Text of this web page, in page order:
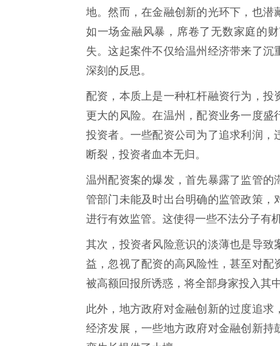
地。然而，在金融创新的光环下，也
如一场金融风暴，席卷了无数家庭的
失。这起案件不仅给温州经济带来了
深刻的反思。
配资，本质上是一种杠杆融资行为，
更大的风险。在温州，配资业务一度
投资者。一些配资公司为了追求利润
断裂，投资者血本无归。
温州配资案的爆发，首先暴露了监管
管部门未能及时出台明确的监管政策
进行有效监管。这使得一些不法分子有
其次，投资者风险意识的淡薄也是导
益，忽视了配资的高风险性，甚至对
被高额回报所诱惑，将全部身家投入其
此外，地方政府对金融创新的过度追
经济发展，一些地方政府对金融创新